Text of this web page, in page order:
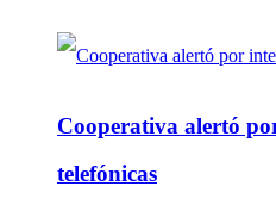
Cooperativa alertó
telefónicas